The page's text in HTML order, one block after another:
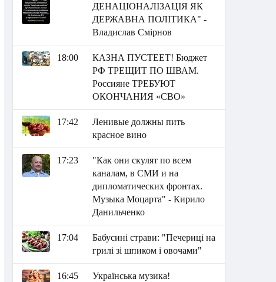
ДЕНАЦІОНАЛІЗАЦІЯ ЯК
ДЕРЖАВНА ПОЛІТИКА" -
Владислав Смірнов
18:00
КАЗНА ПУСТЕЕТ! Бюджет
РФ ТРЕЩИТ ПО ШВАМ.
Россияне ТРЕБУЮТ
ОКОНЧАНИЯ «СВО»
17:42
Ленивые должны пить
красное вино
17:23
"Как они скулят по всем
каналам, в СМИ и на
дипломатических фронтах.
Музыка Моцарта" - Кирило
Данильченко
17:04
Бабусині страви: "Печериці на
грилі зі шпиком і овочами"
16:45 Українська музика!